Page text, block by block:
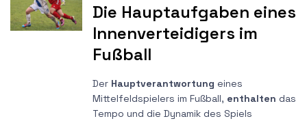
Die Hauptaufgaben eines
Innenverteidigers im
Fußball
Der Hauptverantwortung eines
Mittelfeldspielers im Fußball, enthalten das
Tempo und die Dynamik des Spiels